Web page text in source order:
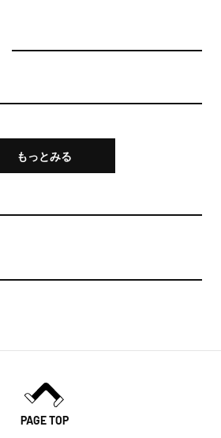
もっとみる
PAGE TOP